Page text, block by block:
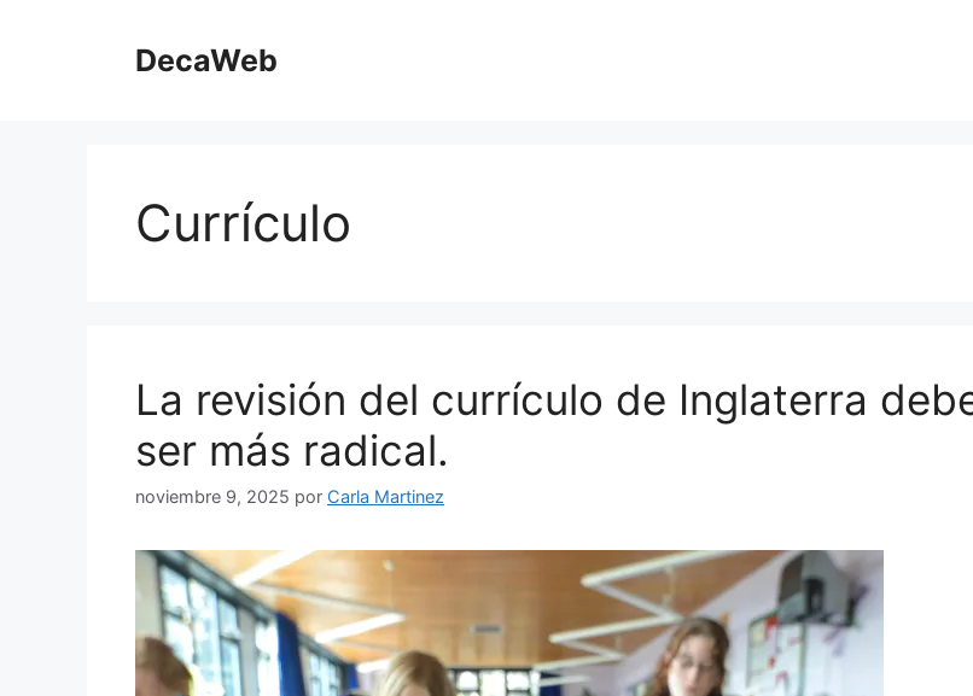
DecaWeb
Currículo
La revisión del currículo de Inglaterra
ser más radical.
noviembre 9, 2025 por Carla Martinez